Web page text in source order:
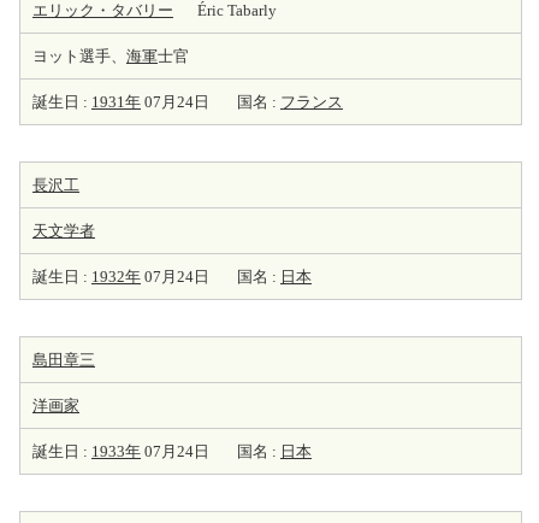
エリック・タバリー Éric Tabarly
ヨット選手、 海軍士官
誕生日 : 1931年 07月24日 国名 : フランス
長沢工
天文学者
誕生日 : 1932年 07月24日 国名 : 日本
島田章三
洋画家
誕生日 : 1933年 07月24日 国名 : 日本